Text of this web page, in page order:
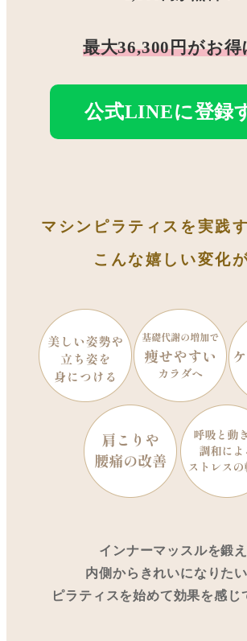
最大36,300円がお得
公式LINEに登録
マシンピラティスを実践
こんな嬉しい変化が
インナーマッスルを鍛
内側からきれいになりた
ピラティスを始めて効果を感じ